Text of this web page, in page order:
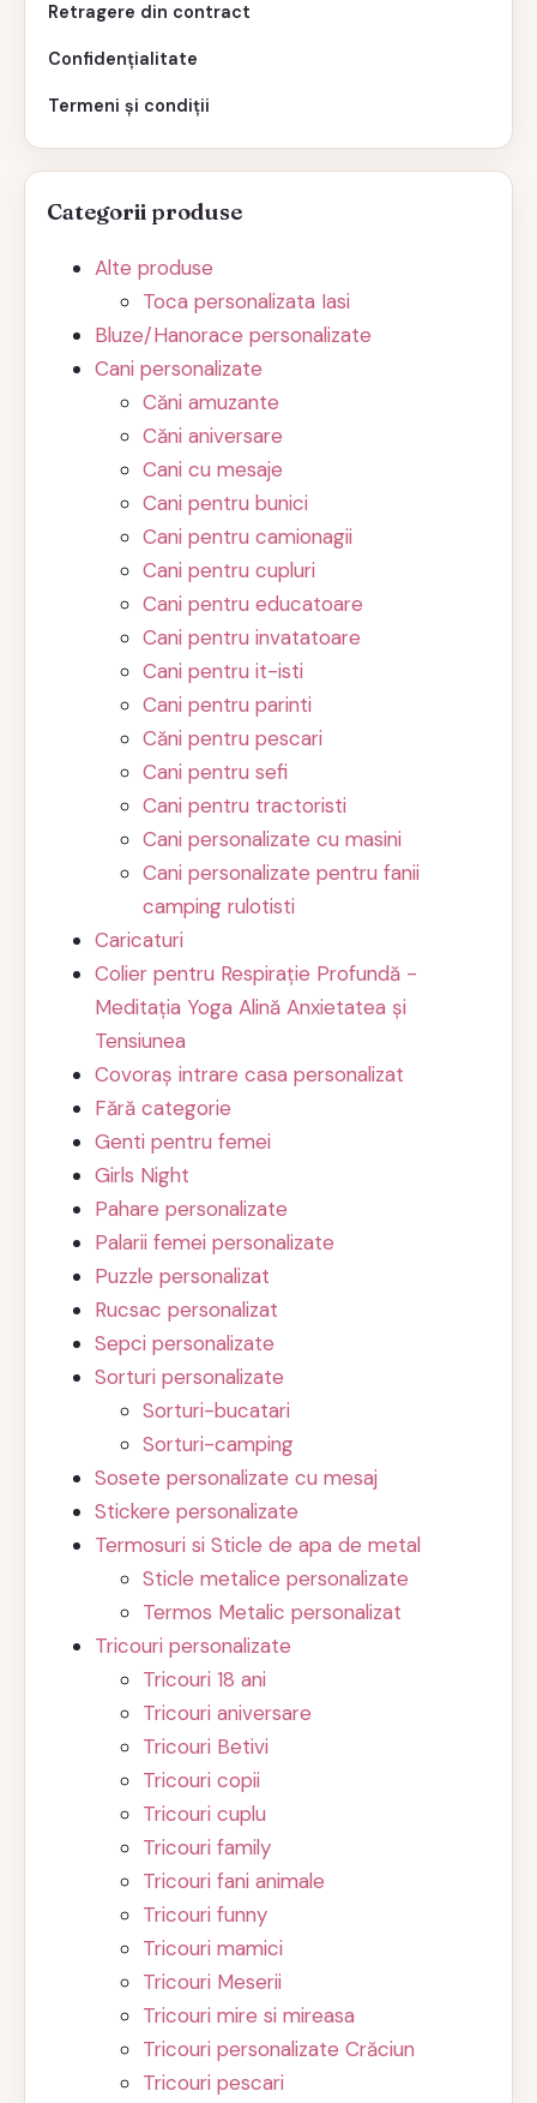
Retragere din contract
Confidențialitate
Termeni și condiții
Categorii produse
Alte produse
Toca personalizata Iasi
Bluze/Hanorace personalizate
Cani personalizate
Căni amuzante
Căni aniversare
Cani cu mesaje
Cani pentru bunici
Cani pentru camionagii
Cani pentru cupluri
Cani pentru educatoare
Cani pentru invatatoare
Cani pentru it-isti
Cani pentru parinti
Căni pentru pescari
Cani pentru sefi
Cani pentru tractoristi
Cani personalizate cu masini
Cani personalizate pentru fanii
camping rulotisti
Caricaturi
Colier pentru Respirație Profundă -
Meditația Yoga Alină Anxietatea și
Tensiunea
Covoraș intrare casa personalizat
Fără categorie
Genti pentru femei
Girls Night
Pahare personalizate
Palarii femei personalizate
Puzzle personalizat
Rucsac personalizat
Sepci personalizate
Sorturi personalizate
Sorturi-bucatari
Sorturi-camping
Sosete personalizate cu mesaj
Stickere personalizate
Termosuri si Sticle de apa de metal
Sticle metalice personalizate
Termos Metalic personalizat
Tricouri personalizate
Tricouri 18 ani
Tricouri aniversare
Tricouri Betivi
Tricouri copii
Tricouri cuplu
Tricouri family
Tricouri fani animale
Tricouri funny
Tricouri mamici
Tricouri Meserii
Tricouri mire si mireasa
Tricouri personalizate Crăciun
Tricouri pescari